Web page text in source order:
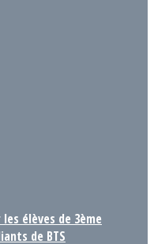
élèves de 3ème
de BTS